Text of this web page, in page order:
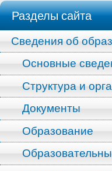
Разделы сайта
Сведения об
Основные
Структура и
Документы
Образование